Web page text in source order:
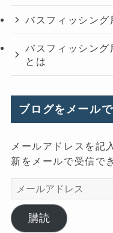
バスフィッシング
バスフィッシン
とは
ブログをメール
メールアドレスを記
新をメールで受信で
メ
ー
ル
ア
購読